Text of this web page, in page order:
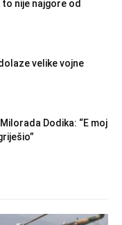
nije najgore od
velike vojne
Dodika: “E moj